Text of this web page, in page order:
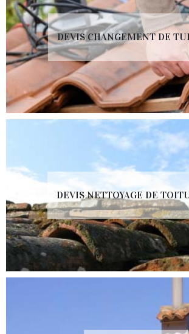
DEVIS CHANGEMENT DE
DEVIS NETTOYAGE DE